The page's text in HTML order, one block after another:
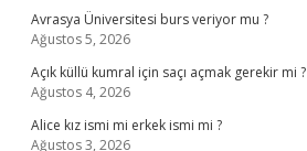
Avrasya Üniversitesi burs veriyor mu ?
Ağustos 5, 2026
Açık küllü kumral için saçı açmak gerekir mi ?
Ağustos 4, 2026
Alice kız ismi mi erkek ismi mi ?
Ağustos 3, 2026